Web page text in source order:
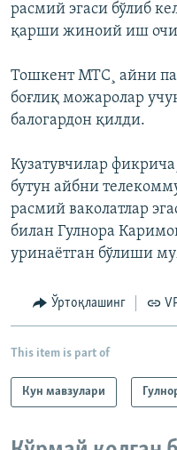
расмий эгаси бўлиб
қарши жиноий иш
Тошкент МТС¸ айни
боғлиқ можаролар
балогардон қилди.
Кузатувчилар
бутун айбни
расмий ваколатлар
билан Гулнора
уринаëтган бўлиши
Ўртоқлашинг
This item is part of
Кун мавзулари